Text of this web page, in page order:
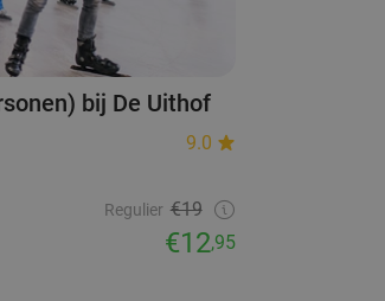
bij De Uithof
9.0
Regulier €19
€12,95